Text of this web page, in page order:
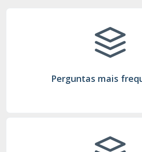
Perguntas mais